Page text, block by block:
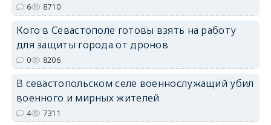
6 8710
Кого в Севастополе готовы взять на работу
для защиты города от дронов
0 8206
В севастопольском селе военнослужащий убил
военного и мирных жителей
4 7311